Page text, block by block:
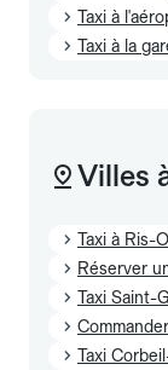
Taxi à
Taxi à la
Villes
Taxi à Ris-
Réserver
Taxi Saint-
Taxi